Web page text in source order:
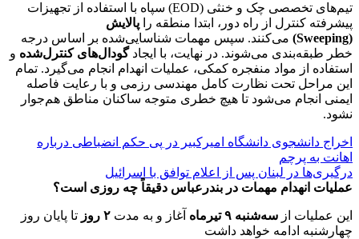
تیم‌های تخصصی چک و خنثی (EOD) سپاه با استفاده از تجهیزات
پیشرفته کنترل از راه دور، ابتدا منطقه را پالایش
(Sweeping)
می‌کنند. سپس مهمات شناسایی‌شده بر اساس درجه
خطر طبقه‌بندی می‌شوند. در نهایت، با ایجادگودال‌های کنترل‌شده و
استفاده از مواد منفجره کمکی، عملیات انهدام انجام می‌گیرد. تمام
این مراحل تحت نظارت کامل مهندسی رزمی و با رعایت فاصله
ایمنی انجام می‌شود تا هیچ خطری متوجه ساکنان مناطق هم‌جوار
نشود.
اخراج دانشجوی دانشگاه امیرکبیر در پی حکم انضباطی درباره
اهانت به پرچم
درگیری‌ها در لبنان پس از اعلام توافق با اسرائیل
عملیات انهدام مهمات در بندرعباس دقیقاً چه روزی است؟
این عملیات از سه‌شنبه ۹ تیرماه آغاز و به مدت ۲ روز
تا پایان روز
چهارشنبه ادامه خواهد داشت